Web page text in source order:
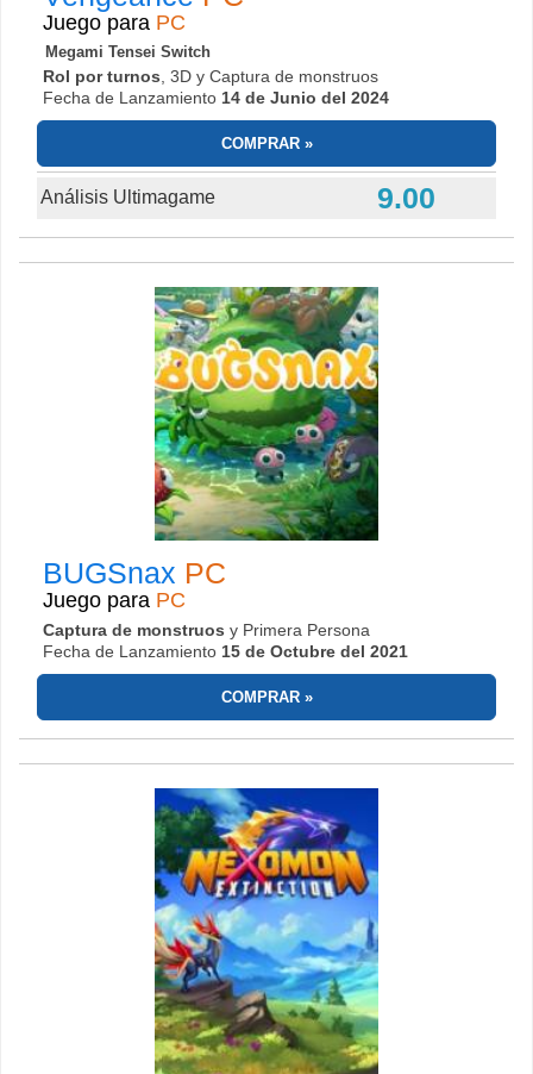
Juego para PC
Megami Tensei Switch
Rol por turnos, 3D y Captura de monstruos
Fecha de Lanzamiento 14 de Junio del 2024
COMPRAR
Análisis Ultimagame 9.00
BUGSnax PC
Juego para PC
Captura de monstruos y Primera Persona
Fecha de Lanzamiento 15 de Octubre del 2021
COMPRAR